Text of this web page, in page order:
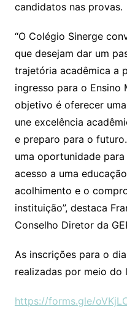
candidatos nas provas.
“O Colégio Sinerge
que desejam dar um
trajetória acadêmica a
ingresso para o Ensino
objetivo é oferecer
une excelência
e preparo para o
uma oportunidade
acesso a uma
acolhimento e o
instituição”, destaca
Conselho Diretor da
As inscrições para o
realizadas por meio do
https://forms.gle/